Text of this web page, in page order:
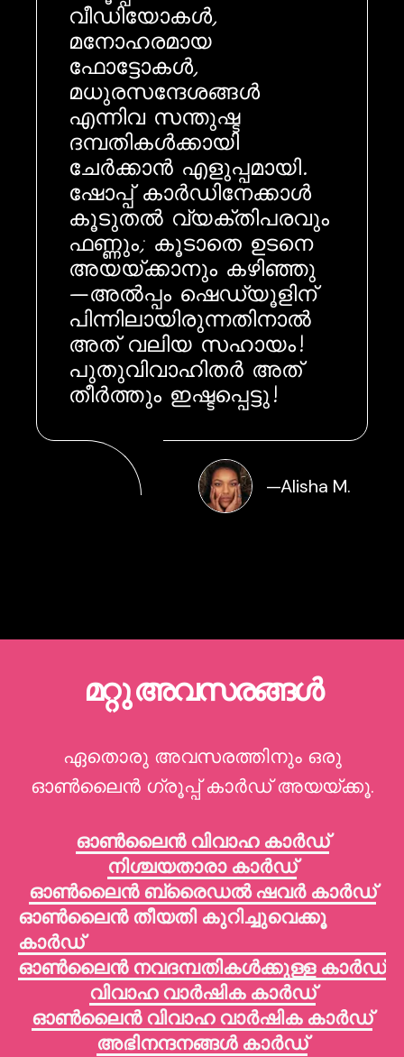
വീഡിയോകൾ,
മനോഹരമായ
ഫോട്ടോകൾ,
മധുരസന്ദേശങ്ങൾ
എന്നിവ സന്തുഷ്ട
ദമ്പതികൾക്കായി
ചേർക്കാൻ എളുപ്പമായി.
ഷോപ്പ് കാർഡിനേക്കാൾ
കൂടുതൽ വ്യക്തിപരവും
ഫണ്ണും; കൂടാതെ ഉടനെ
അയയ്ക്കാനും കഴിഞ്ഞു
—അൽപ്പം ഷെഡ്യൂളിന്
പിന്നിലായിരുന്നതിനാൽ
അത് വലിയ സഹായം!
പുതുവിവാഹിതർ അത്
തീർത്തും ഇഷ്ടപ്പെട്ടു!
—Alisha M.
മറ്റു അവസരങ്ങൾ
ഏതൊരു അവസരത്തിനും ഒരു
ഓൺലൈൻ ഗ്രൂപ്പ് കാർഡ് അയയ്ക്കൂ.
ഓൺലൈൻ വിവാഹ കാർഡ്
നിശ്ചയതാരാ കാർഡ്
ഓൺലൈൻ ബ്രൈഡൽ ഷവർ കാർഡ്
ഓൺലൈൻ തീയതി കുറിച്ചുവെക്കൂ
കാർഡ്
ഓൺലൈൻ നവദമ്പതികൾക്കുള്ള കാർഡ്
വിവാഹ വാർഷിക കാർഡ്
ഓൺലൈൻ വിവാഹ വാർഷിക കാർഡ്
അഭിനന്ദനങ്ങൾ കാർഡ്